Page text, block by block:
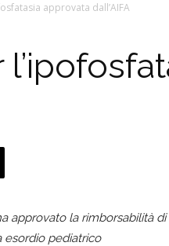
approvata dall’AIFA
approvato la rimborsabilità
esordio pediatrico